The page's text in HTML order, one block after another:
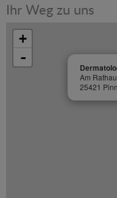
Ihr Weg zu uns
Am
25421
+
-